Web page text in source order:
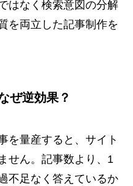
はなく検索意図の分解
を両立した記事制作を
ぜ逆効果？
を量産すると、サイト
せん。記事数より、1
不足なく答えているか